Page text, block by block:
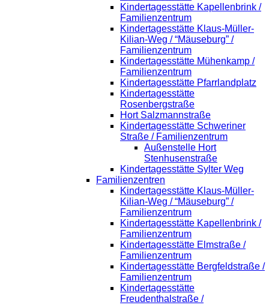
Kindertagesstätte Kapellenbrink /
Familienzentrum
Kindertagesstätte Klaus-Müller-
Kilian-Weg / “Mäuseburg” /
Familienzentrum
Kindertagesstätte Mühenkamp /
Familienzentrum
Kindertagesstätte Pfarrlandplatz
Kindertagesstätte
Rosenbergstraße
Hort Salzmannstraße
Kindertagesstätte Schweriner
Straße / Familienzentrum
Außenstelle Hort
Stenhusenstraße
Kindertagesstätte Sylter Weg
Familienzentren
Kindertagesstätte Klaus-Müller-
Kilian-Weg / “Mäuseburg” /
Familienzentrum
Kindertagesstätte Kapellenbrink /
Familienzentrum
Kindertagesstätte Elmstraße /
Familienzentrum
Kindertagesstätte Bergfeldstraße /
Familienzentrum
Kindertagesstätte
Freudenthalstraße /